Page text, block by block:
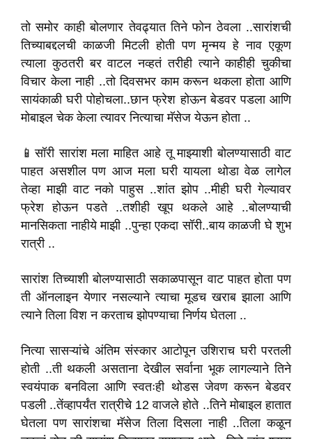
तो समोर काही बोलणार तेवढ्यात तिने फोन ठेवला ..सारांशची
तिच्याबद्दलची काळजी मिटली होती पण मृन्मय हे नाव एकूण
त्याला कुठतरी बर वाटल नव्हतं तरीही त्याने काहीही चुकीचा
विचार केला नाही ..तो दिवसभर काम करून थकला होता आणि
सायंकाळी घरी पोहोचला..छान फ्रेश होऊन बेडवर पडला आणि
मोबाइल चेक केला त्यावर नित्याचा मॅसेज येऊन होता ..
📱सॉरी सारांश मला माहित आहे तू माझ्याशी बोलण्यासाठी वाट
पाहत असशील पण आज मला घरी यायला थोडा वेळ लागेल
तेव्हा माझी वाट नको पाहुस ..शांत झोप ..मीही घरी गेल्यावर
फ्रेश होऊन पडते ..तशीही खूप थकले आहे ..बोलण्याची
मानसिकता नाहीये माझी ..पुन्हा एकदा सॉरी..बाय काळजी घे शुभ
रात्री ..
सारांश तिच्याशी बोलण्यासाठी सकाळपासून वाट पाहत होता पण
ती ऑनलाइन येणार नसल्याने त्याचा मूडच खराब झाला आणि
त्याने तिला विश न करताच झोपण्याचा निर्णय घेतला ..
नित्या सासऱ्यांचे अंतिम संस्कार आटोपून उशिराच घरी परतली
होती ..ती थकली असताना देखील सर्वाना भूक लागल्याने तिने
स्वयंपाक बनविला आणि स्वतःही थोडस जेवण करून बेडवर
पडली ..तेंव्हापर्यंत रात्रीचे 12 वाजले होते ..तिने मोबाइल हातात
घेतला पण सारांशचा मॅसेज तिला दिसला नाही ..तिला कळून